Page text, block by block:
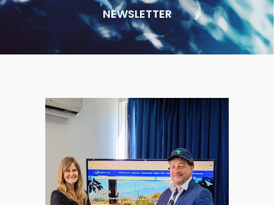
NEWSLETTER